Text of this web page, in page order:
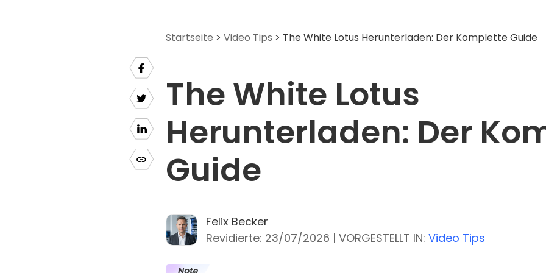
Startseite > Video Tips > The White Lotus Herunterladen: Der Komplette Guide
The White Lotus
Herunterladen: Der
Guide
Felix Becker
Revidierte: 23/07/2026 | VORGESTELLT IN: Video Tips